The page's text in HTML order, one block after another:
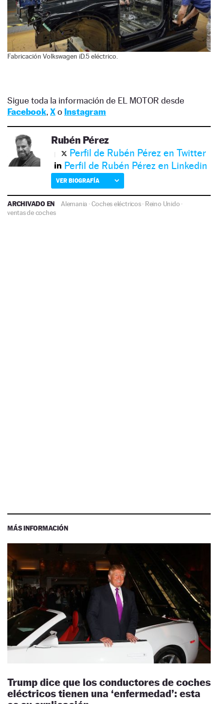
Fabricación Volkswagen iD.5 eléctrico.
Sigue toda la información de EL MOTOR desde
Facebook, Xo Instagram
Rubén Pérez
Perfil de Rubén Pérez en Twitter
Perfil de Rubén Pérez en Linkedin
VER BIOGRAFÍA
ARCHIVADO EN Alemania ·Coches eléctricos· Reino Unido ·
ventas de coches
MÁS INFORMACIÓN
Trump dice que los conductores de coches
eléctricos tienen una ‘enfermedad’: esta